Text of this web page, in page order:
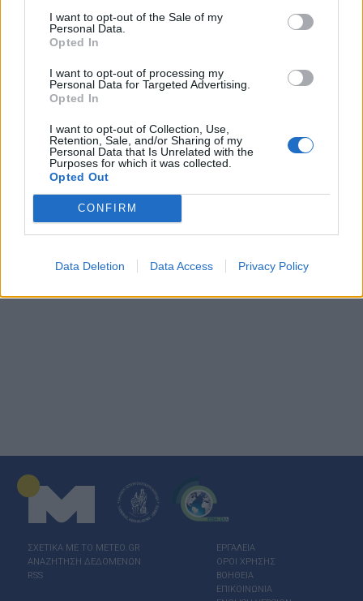
I want to opt-out of the Sale of my
Personal Data.
Opted In
I want to opt-out of processing my
Personal Data for Targeted Advertising.
Opted In
I want to opt-out of Collection, Use,
Retention, Sale, and/or Sharing of my
Personal Data that Is Unrelated with the
Purposes for which it was collected.
Opted Out
CONFIRM
Data Deletion Data Access Privacy Policy
Κάμερες Αστεροσκοπείου Πεντέλης
Μετεωρολογικό και Κλιματικό Παρατηρητήριο Αττικής
υδρολογικών συνθηκών της Αττικής.
Σήμερα το Παρατηρητήριο αποτελείται από:
58αυτόματουςμετεωρολογικούςσταθμούς, οι οποίοι είναι
μέρος του πανελληνίου Δικτύου σταθμών του Εθνικού
Το σύνολο των σταθμών αυτών στέλνουν ζωντανά τις μετρήσεις τους στο
Παρατηρητήριο και προβάλλονται μέσω της παρούσης σελίδας.
Στόχος μας είναι η ακόμα καλύτερη κάλυψη της Αττικής με
αυτή η βοήθεια όλων των τοπικών φορέων είναι ευπρόσδεκτη.
ΣΧΕΤΙΚΑ ΜΕ ΤΟ ΜΕΤΕΟ.GR
ΑΝΑΖΗΤΗΣΗ ΔΕΔΟΜΕΝΩΝ
RSS
ΕΡΓΑΛΕΙΑ
ΟΡΟΙ ΧΡΗΣΗΣ
ΒΟΗΘΕΙΑ
ΕΠΙΚΟΙΝΩΝΙΑ